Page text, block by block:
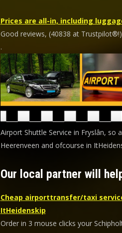
Prices are all-in, including
Good reviews, (40838 at
.
Airport Shuttle Service in Fryslân, so
Heerenveen and ofcourse in
Our local partner will
Cheap airporttransfer/taxi
ItHeidenskip
Order in 3 mouse clicks your